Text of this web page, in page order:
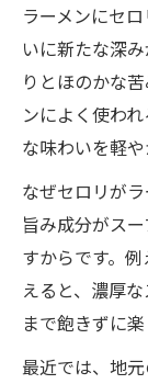
ラーメンにセ
いに新たな深
りとほのかな
ンによく使わ
な味わいを軽や
なぜセロリが
旨み成分がス
すからです。
えると、濃厚
まで飽きずに楽
最近では、地